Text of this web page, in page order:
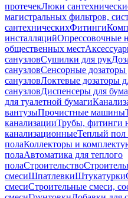
протечекЛюки
магистральных фильтров,
сантехническихФитинги
инсталляцийОпрессовочные
общественных мест
санузловСушилки для рук
санузловСенсорные
санузловЛоктевые дозаторы
санузловДиспенсеры для
для туалетной бумаги
вантузыПрочистные машины
канализацииТрубы, фитинги
канализационныеТеплый пол
полаКоллекторы и
полаАвтоматика для теплого
полаСтроительство
смесиШпатлевкиШтукатурки
смесиСтроительные смеси,